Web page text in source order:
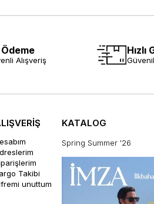
Alışveriş
Hızlı
Takibi
unuttum
KATALOG
Spring Summer '26